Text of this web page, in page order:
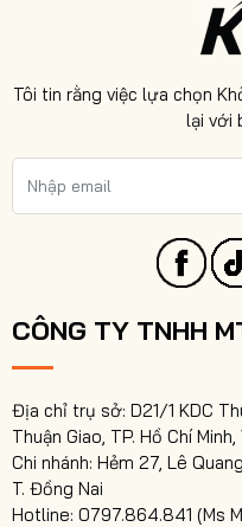
Tôi tin rằng việc lựa chọn
lại với
CÔNG TY TNHH
Địa chỉ trụ sở: D21/1 KDC
Thuận Giao, TP. Hồ Chí
Chi nhánh: Hẻm 27, Lê
T. Đồng Nai
Hotline: 0797.864.841 (Ms